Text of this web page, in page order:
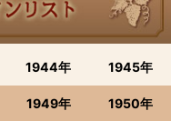
1944年 1945年
1949年 1950年